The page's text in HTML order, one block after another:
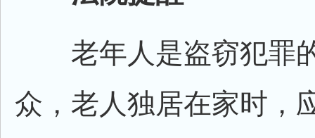
老年人是盗窃犯罪
众，老人独居在家时，